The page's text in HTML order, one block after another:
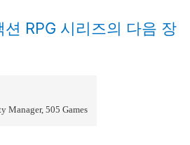
RPG 시리즈의 다음 장
Manager, 505 Games